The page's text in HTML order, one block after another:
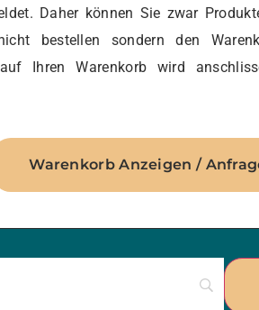
Daher können Sie zwar
bestellen sondern den
Ihren Warenkorb wird
Warenkorb Anzeigen /